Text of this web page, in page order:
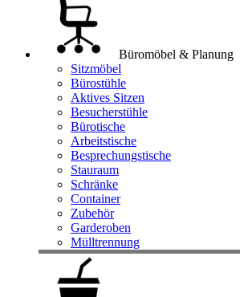
Büromöbel & Planung
Sitzmöbel
Bürostühle
Aktives Sitzen
Besucherstühle
Bürotische
Arbeitstische
Besprechungstische
Stauraum
Schränke
Container
Zubehör
Garderoben
Mülltrennung